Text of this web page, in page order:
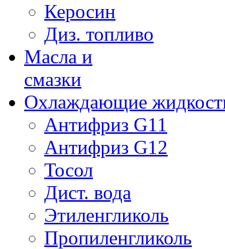
Керосин
Диз. топливо
Масла и
смазки
Охлаждающие
Антифриз G11
Антифриз G12
Тосол
Дист. вода
Этиленгликоль
Пропиленгликоль